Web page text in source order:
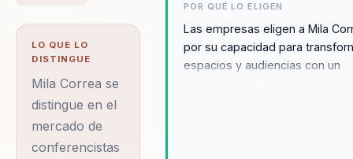
cáncer de mama.
Como sobreviviente
de esta enfermedad,
Mila ha dedicado su
vida a educar y
empoderar a
LO QUE LO
DISTINGUE
Mila Correa se
distingue en el
mercado de
conferencistas
POR QUÉ LO ELIGEN
Las empresas eligen a Mila
por su capacidad para
espacios y audiencias con un